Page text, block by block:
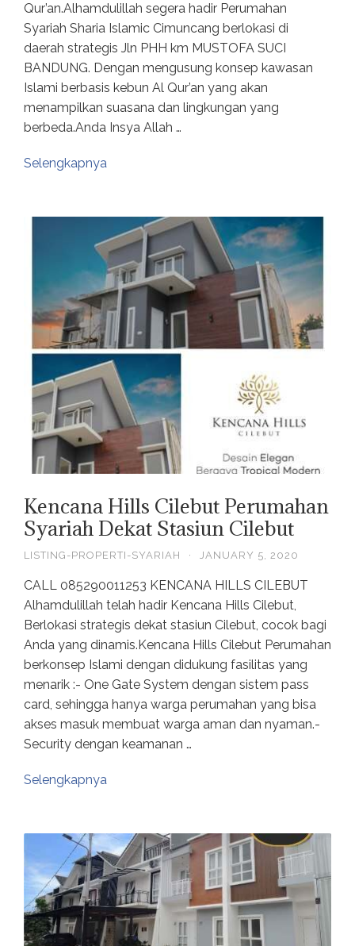
Qur’an.Alhamdulillah segera hadir Perumahan
Syariah Sharia Islamic Cimuncang berlokasi di
daerah strategis Jln PHH km MUSTOFA SUCI
BANDUNG. Dengan mengusung konsep kawasan
Islami berbasis kebun Al Qur’an yang akan
menampilkan suasana dan lingkungan yang
berbeda.Anda Insya Allah …
Selengkapnya
Kencana Hills Cilebut Perumahan
Syariah Dekat Stasiun Cilebut
LISTING-PROPERTI-SYARIAH · JANUARY 5, 2020
CALL 085290011253 KENCANA HILLS CILEBUT
Alhamdulillah telah hadir Kencana Hills Cilebut,
Berlokasi strategis dekat stasiun Cilebut, cocok bagi
Anda yang dinamis.Kencana Hills Cilebut Perumahan
berkonsep Islami dengan didukung fasilitas yang
menarik :- One Gate System dengan sistem pass
card, sehingga hanya warga perumahan yang bisa
akses masuk membuat warga aman dan nyaman.-
Security dengan keamanan …
Selengkapnya